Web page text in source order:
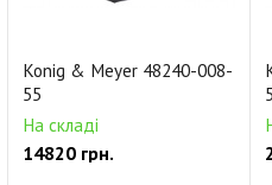
Konig & Meyer 48240-008-
55
На складі
14820 грн.